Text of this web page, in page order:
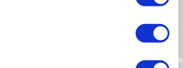
Prisijungti arba registruotis